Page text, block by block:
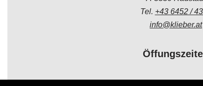
Tel. +43 6452 /
info@klieber.at